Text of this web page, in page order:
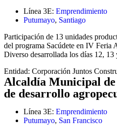
Línea 3E: Emprendimiento
Putumayo, Santiago
Participación de 13 unidades
del programa Sacúdete en IV Feria
Diverso desarrollada los días 12,
Entidad: Corporación Juntos
Alcaldía Municipal
de desarrollo
Línea 3E: Emprendimiento
Putumayo, San Francisco